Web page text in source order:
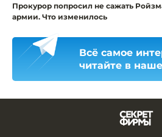
Прокурор попросил не сажать
армии. Что изменилось
Всё самое
читайте в